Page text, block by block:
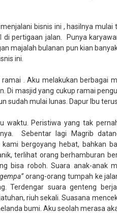
bisnis ini , hasilnya mulai
pertigaan jalan.
Punya
majalah bulanan pun kian
ini.
. Aku melakukan berbagai
Di masjid yang cukup ramai
sudah mulai lunas. Dapur Ibu
waktu. Peristiwa yang tak
Sebentar lagi Magrib
bergoyang hebat, bahkan
terlihat orang berhamburan
bisa roboh. Suara anak-anak
orang-orang tumpah ke
Terdengar suara genteng
riuh sekali. Suasana
bumi. Aku seolah merasa